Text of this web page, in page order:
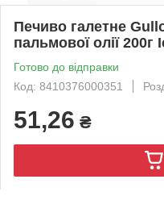
Печиво галетне
пальмової олії 200г
Готово до відправки
Код: 8410376000351
51,26 ₴